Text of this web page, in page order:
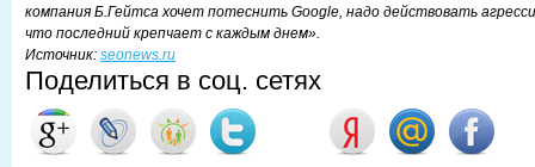
компания Б.Гейтса хочет потеснить Google, надо действовать
что последний крепчает с каждым днем».
Источник: seonews.ru
Поделиться в соц. сетях